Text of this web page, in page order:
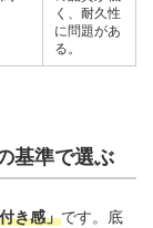
く、耐久性
に問題があ
る。
基準で選ぶ
き感」です。底